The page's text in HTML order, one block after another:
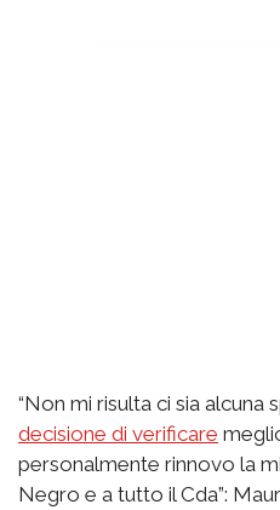
“Non mi risulta ci sia alcuna
decisione di verificare
personalmente rinnovo la
Negro e a tutto il Cda”: